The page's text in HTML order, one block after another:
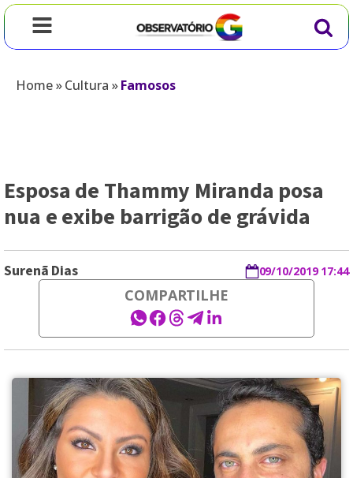
Home»Cultura »Famosos
Esposa de Thammy Miranda posa
nua e exibe barrigão de grávida
Surenã Dias 09/10/2019 17:44
COMPARTILHE